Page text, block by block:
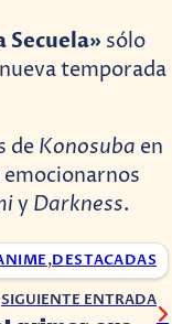
Secuela» sólo
temporada
de Konosuba en
y Darkness.
,DESTACADAS
SIGUIENTE ENTRADA